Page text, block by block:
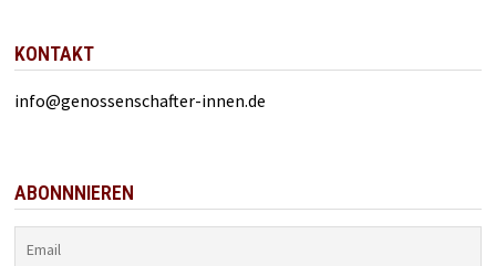
KONTAKT
info@genossenschafter-innen.de
ABONNNIEREN